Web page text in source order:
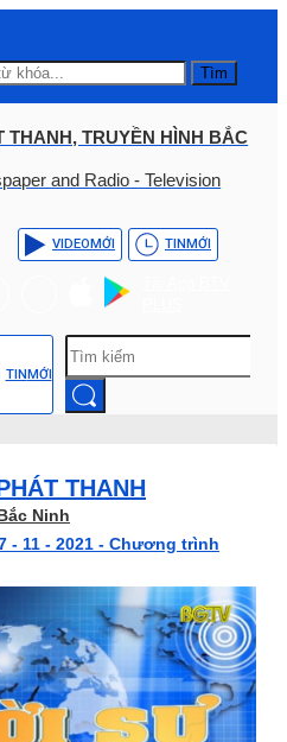
Tìm
THANH, TRUYỀN HÌNH BẮC
and Radio - Television
VIDEOMỚI TINMỚI
TINMỚI
THANH
Ninh
- 11 - 2021 - Chương trình